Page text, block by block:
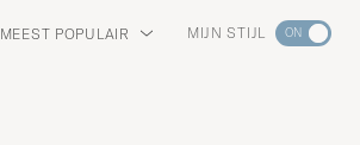
MEEST POPULAIR MIJN STIJL Ga